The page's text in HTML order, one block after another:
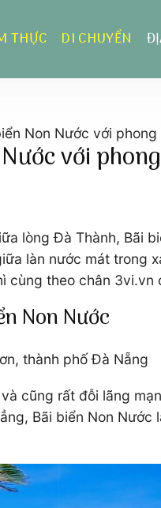
THỰC DI CHUYỂN
Non Nước với
với
lòng Đà Thành, Bãi
làn nước mát trong
theo chân
Non Nước
thành phố Đà Nẵng
cũng rất đỗi lãng
Bãi biển Non